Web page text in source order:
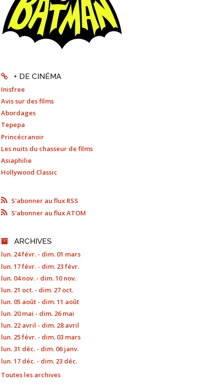
+ DE CINÉMA
Inisfree
Avis sur des films
Abordages
Tepepa
Princécranoir
Les nuits du chasseur de films
Asiaphilie
Hollywood Classic
S'abonner au flux RSS
S'abonner au flux ATOM
ARCHIVES
lun. 24 févr. - dim. 01 mars
lun. 17 févr. - dim. 23 févr.
lun. 04 nov. - dim. 10 nov.
lun. 21 oct. - dim. 27 oct.
lun. 05 août - dim. 11 août
lun. 20 mai - dim. 26 mai
lun. 22 avril - dim. 28 avril
lun. 25 févr. - dim. 03 mars
lun. 31 déc. - dim. 06 janv.
lun. 17 déc. - dim. 23 déc.
Toutes les archives